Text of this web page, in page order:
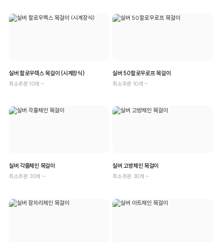
실버 할로우렉스 목걸이 (시계장식)
최소주문 10개 ~
실버 50할로우로프 목걸이
최소주문 10개 ~
실버 각줄체인 목걸이
최소주문 30개 ~
실버 고방체인 목걸이
최소주문 30개 ~